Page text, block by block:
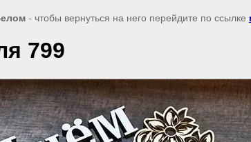
- чтобы вернуться на него перейдите по ссылке
799